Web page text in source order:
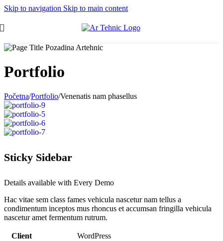
Skip to navigation Skip to main content
Portfolio
Početna/Portfolio/Venenatis nam phasellus
Sticky Sidebar
Details available with Every Demo
Hac vitae sem class fames vehicula nascetur nam tellus a
condimentum inceptos mus rhoncus et accumsan fringilla vehicula
nascetur amet fermentum rutrum.
Client
WordPress